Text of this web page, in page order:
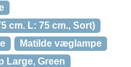
cm. L: 75 cm., Sort)
Matilde væglampe
Large, Green